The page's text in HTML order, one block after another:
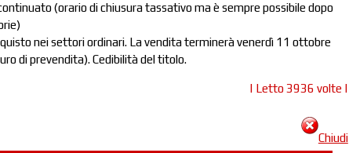
(orario di chiusura tassativo ma è sempre possibile dopo
nei settori ordinari. La vendita terminerà venerdì 11 ottobre
di prevendita). Cedibilità del titolo.
| Letto 3936 volte |
Chiudi